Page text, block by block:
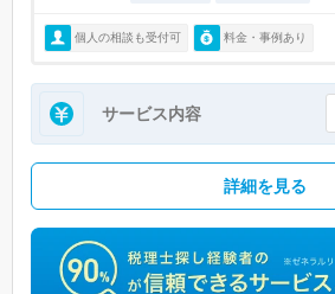
個人の相談も受付可 料金・事例あり
サービス内容
詳細を見る